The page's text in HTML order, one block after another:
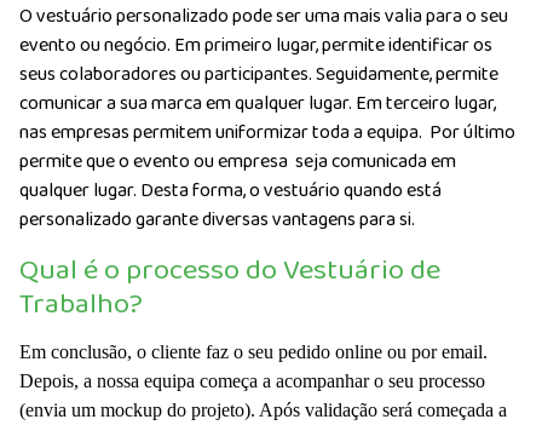
O vestuário personalizado pode ser uma mais valia para o seu
evento ou negócio. Em primeiro lugar, permite identificar os
seus colaboradores ou participantes. Seguidamente, permite
comunicar a sua marca em qualquer lugar. Em terceiro lugar,
nas empresas permitem uniformizar toda a equipa. Por último
permite que o evento ou empresa seja comunicada em
qualquer lugar. Desta forma, o vestuário quando está
personalizado garante diversas vantagens para si.
Qual é o processo do Vestuário de
Trabalho?
Em conclusão, o cliente faz o seu pedido online ou por email.
Depois, a nossa equipa começa a acompanhar o seu processo
(envia um mockup do projeto). Após validação será começada a